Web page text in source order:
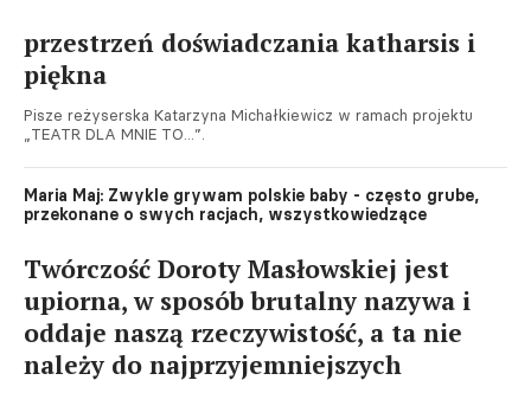
przestrzeń doświadczania katharsis i
piękna
Pisze reżyserska Katarzyna Michałkiewicz w ramach projektu
„TEATR DLA MNIE TO...”.
Maria Maj: Zwykle grywam polskie baby - często grube,
przekonane o swych racjach, wszystkowiedzące
Twórczość Doroty Masłowskiej jest
upiorna, w sposób brutalny nazywa i
oddaje naszą rzeczywistość, a ta nie
należy do najprzyjemniejszych